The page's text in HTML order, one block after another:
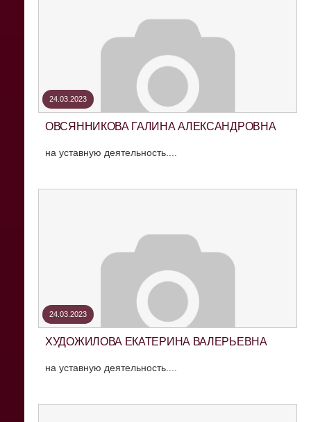
24.03.2023
ОВСЯННИКОВА ГАЛИНА АЛЕКСАНДРОВНА
на уставную деятельность....
24.03.2023
ХУДОЖИЛОВА ЕКАТЕРИНА ВАЛЕРЬЕВНА
на уставную деятельность....